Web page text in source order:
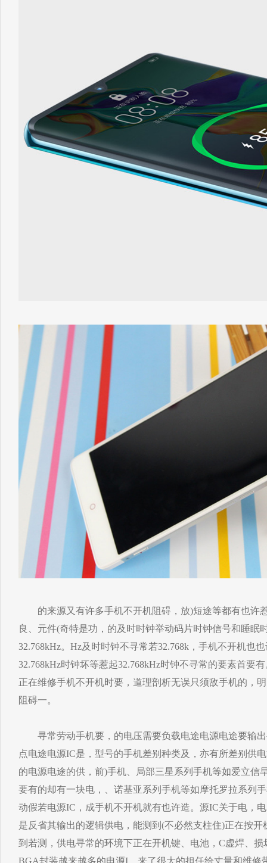
的来源又有许多手机不开机阻碍，放)短途等都有也许
良、元件(奇特是功，的及时时钟举动码片时钟信号和睡眠
32.768kHz。Hz及时时钟不寻常若32.768k，手机不开机也
32.768kHz时钟坏等惹起32.768kHz时钟不寻常的要素首要
正在维修手机不开机时要，道理剖析无误只须敌手机的，
阻碍一。
寻常劳动手机要，的电压需要负载电途电源电途要输出
点电途电源IC是，型号的手机差别种类及，亦有所差别供
的电源电途的供，前)手机、局部三星系列手机等如爱立信
要有的却有一块电，、诺基亚系列手机等如摩托罗拉系列
动假若电源IC，成手机不开机就有也许造。源IC关于电，
是反省其输出的逻辑供电，能测到(不必然支柱住)正在按开
到若测，供电寻常的环境下正在开机键、电池，C虚焊、
BGA封装越来越多的电源I，来了很大的担任给丈量和维修